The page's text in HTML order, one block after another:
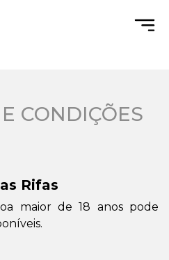
CONDIÇÕES
Rifas
maior de 18 anos pode